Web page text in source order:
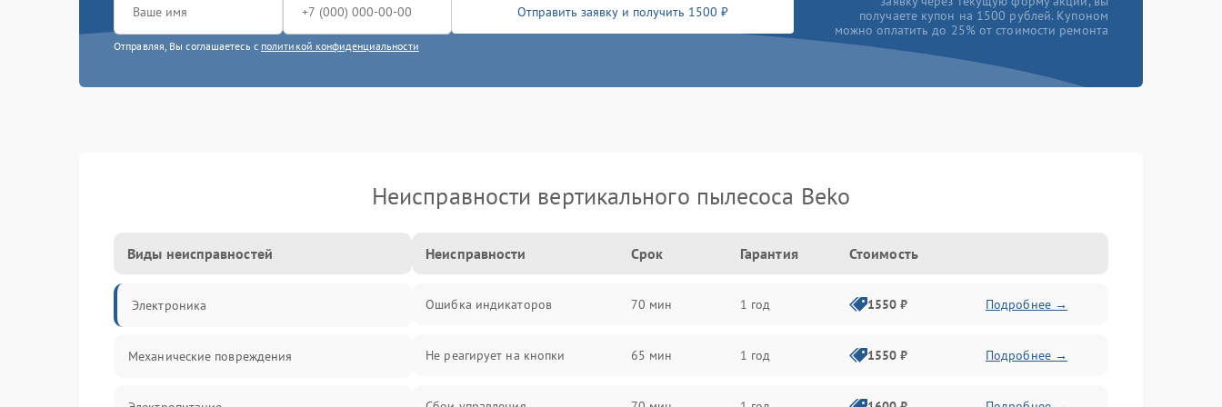
Отправить заявку и получить 1500 ₽
Отправляя, Вы соглашаетесь с политикой конфиденциальности
получаете купон на 1500 рублей. Купоном
можно оплатить до 25% от стоимости ремонта
Неисправности вертикального пылесоса Beko
Виды неисправностей
Электроника
Механические повреждения
Неисправности Срок Гарантия Стоимость
Ошибка индикаторов 70 мин 1 год 1550 ₽ Подробнее →
Не реагирует на кнопки 65 мин 1 год 1550 ₽ Подробнее →